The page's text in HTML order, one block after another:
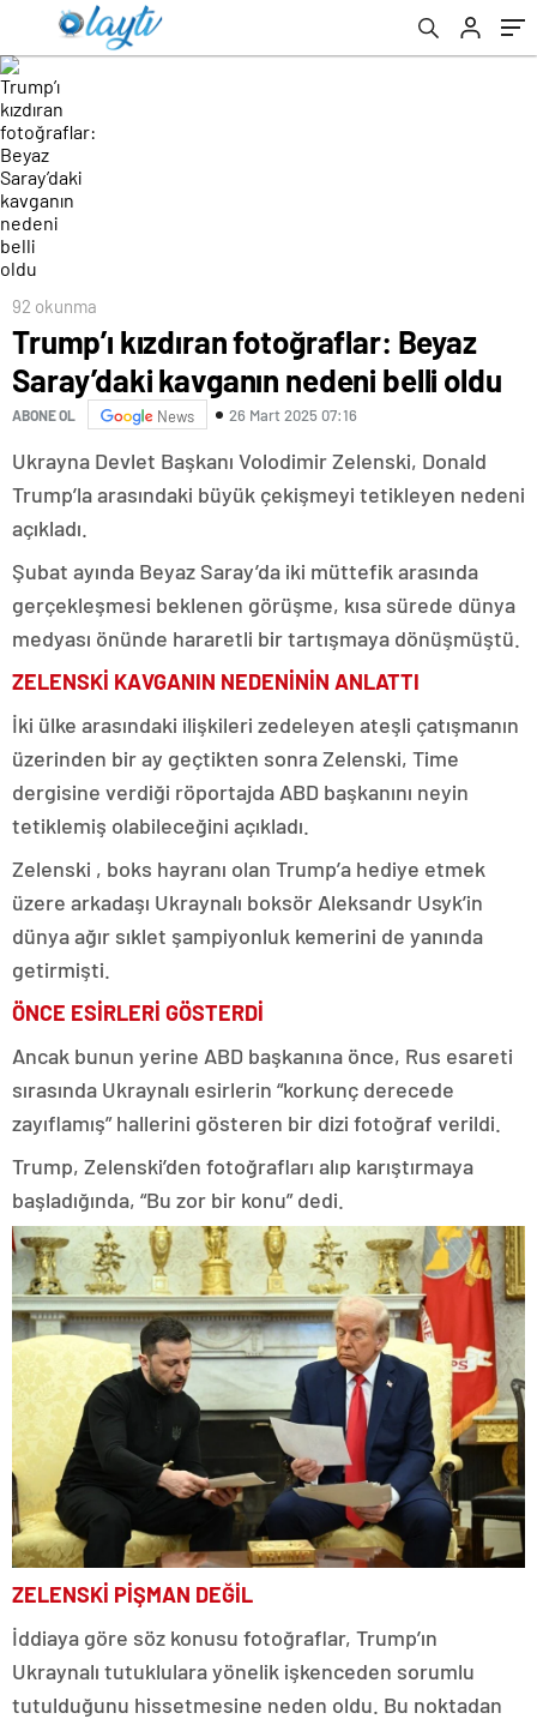
92 okunma
Trump’ı kızdıran fotoğraflar: Beyaz
Saray’daki kavganın nedeni belli oldu
ABONE OL News 26 Mart 2025 07:16
Ukrayna Devlet Başkanı Volodimir Zelenski, Donald
Trump’la arasındaki büyük çekişmeyi tetikleyen nedeni
açıkladı.
Şubat ayında Beyaz Saray’da iki müttefik arasında
gerçekleşmesi beklenen görüşme, kısa sürede dünya
medyası önünde hararetli bir tartışmaya dönüşmüştü.
ZELENSKİ KAVGANIN NEDENİNİN ANLATTI
İki ülke arasındaki ilişkileri zedeleyen ateşli çatışmanın
üzerinden bir ay geçtikten sonra Zelenski, Time
dergisine verdiği röportajda ABD başkanını neyin
tetiklemiş olabileceğini açıkladı.
Zelenski , boks hayranı olan Trump’a hediye etmek
üzere arkadaşı Ukraynalı boksör Aleksandr Usyk’in
dünya ağır sıklet şampiyonluk kemerini de yanında
getirmişti.
ÖNCE ESİRLERİ GÖSTERDİ
Ancak bunun yerine ABD başkanına önce, Rus esareti
sırasında Ukraynalı esirlerin “korkunç derecede
zayıflamış” hallerini gösteren bir dizi fotoğraf verildi.
Trump, Zelenski’den fotoğrafları alıp karıştırmaya
başladığında, “Bu zor bir konu” dedi.
ZELENSKİ PİŞMAN DEĞİL
İddiaya göre söz konusu fotoğraflar, Trump’ın
Ukraynalı tutuklulara yönelik işkenceden sorumlu
tutulduğunu hissetmesine neden oldu. Bu noktadan